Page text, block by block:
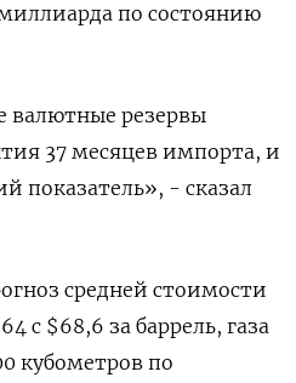
по состоянию
валютные резервы
37 месяцев импорта, и
показатель», - сказал
средней стоимости
c $68,6 за баррель, газа
кубометров по